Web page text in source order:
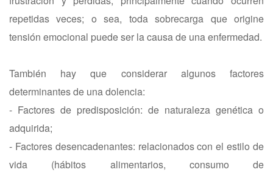
repetidas veces; o sea, toda sobrecarga que origine
tensión emocional puede ser la causa de una enfermedad.
También hay que considerar algunos factores
determinantes de una dolencia:
- Factores de predisposición: de naturaleza genética o
adquirida;
- Factores desencadenantes: relacionados con el estilo de
vida (hábitos alimentarios, consumo de